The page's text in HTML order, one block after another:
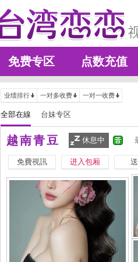
免费专区 点数充值
业绩排行 一对多收费 一对一收费
全部在線 台妹专区
越南青豆 休息中
免費視訊 进入包厢